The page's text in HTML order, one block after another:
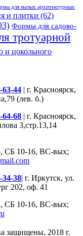
для малых архитектурных
и плитки (62)
Формы для садово-
тротуарной
и цокольного
63-44 | г. Красноярск,
(лев. б.)
64-68 | г. Красноярск,
3,стр.13,14
СБ 10-16, ВС-вых;
34-38| г. Иркутск, ул.
202, оф. 41
СБ 10-16, ВС-вых;
защищены, 2018 г.